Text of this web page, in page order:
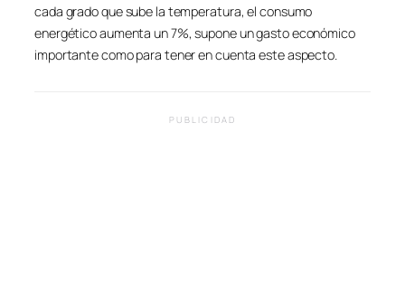
cada grado que sube la temperatura, el consumo
energético aumenta un 7%, supone un gasto económico
importante como para tener en cuenta este aspecto.
PUBLICIDAD